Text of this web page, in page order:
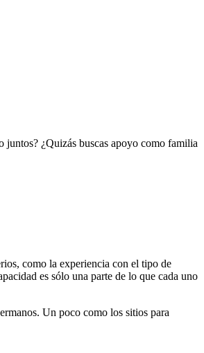
juntos? ¿Quizás buscas apoyo como familia
como la experiencia con el tipo de
es sólo una parte de lo que cada uno
Un poco como los sitios para